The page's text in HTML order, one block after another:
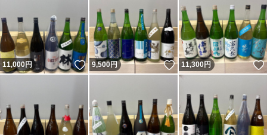
11,000円 いいね！
9,500円 いいね！
11,300円